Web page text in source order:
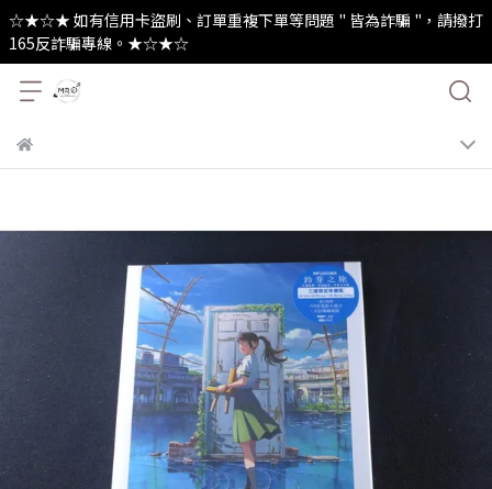
☆★☆★ 如有信用卡盜刷、訂單重複下單等問題 " 皆為詐騙 "，請撥打
165反詐騙專線。★☆★☆